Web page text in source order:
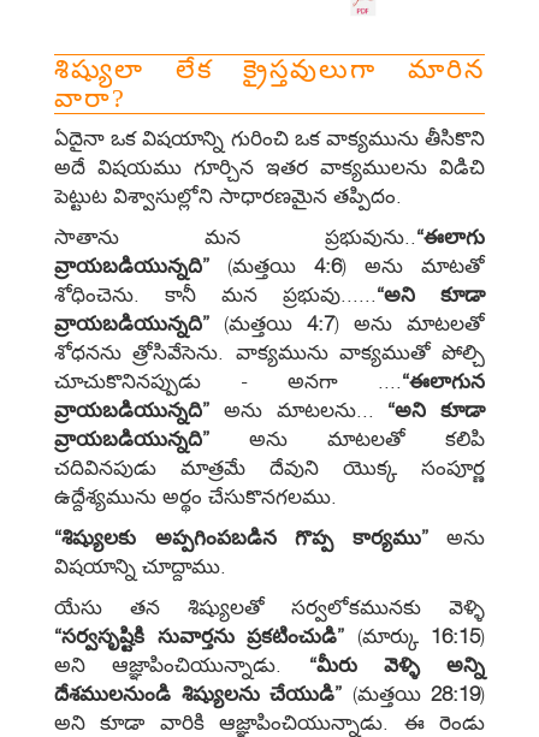
శిష్యులా లేక క్రైస్తవులుగా మారిన
వారా?
ఏదైనా ఒక విషయాన్ని గురించి ఒక వాక్యమును తీసికొని
అదే విషయము గూర్చిన ఇతర వాక్యములను విడిచి
పెట్టుట విశ్వాసుల్లోని సాధారణమైన తప్పిదం.
సాతాను మన ప్రభువును.. “ఈలాగు
వ్రాయబడియున్నది” (మత్తయి 4:6) అను మాటతో
శోధించెను. కానీ మన ప్రభువు...... “అని కూడా
వ్రాయబడియున్నది” (మత్తయి 4:7) అను మాటలతో
శోధనను త్రోసివేసెను. వాక్యమును వాక్యముతో పోల్చి
చూచుకొనినప్పుడు - అనగా .... “ఈలాగున
వ్రాయబడియున్నది” అను మాటలను... “అని కూడా
వ్రాయబడియున్నది” అను మాటలతో కలిపి
చదివినపుడు మాత్రమే దేవుని యొక్క సంపూర్ణ
ఉద్దేశ్యమును అర్థం చేసుకొనగలము.
“శిష్యులకు అప్పగింపబడిన గొప్ప కార్యము”అను
విషయాన్ని చూద్దాము.
యేసు తన శిష్యులతో సర్వలోకమునకు వెళ్ళి
“సర్వసృష్టికి సువార్తను ప్రకటించుడి” (మార్కు 16:15)
అని ఆజ్ఞాపించియున్నాడు. “మీరు వెళ్ళి అన్ని
దేశములనుండి శిష్యులను చేయుడి” (మత్తయి 28:19)
అని కూడా వారికి ఆజ్ఞాపించియున్నాడు. ఈ రెండు